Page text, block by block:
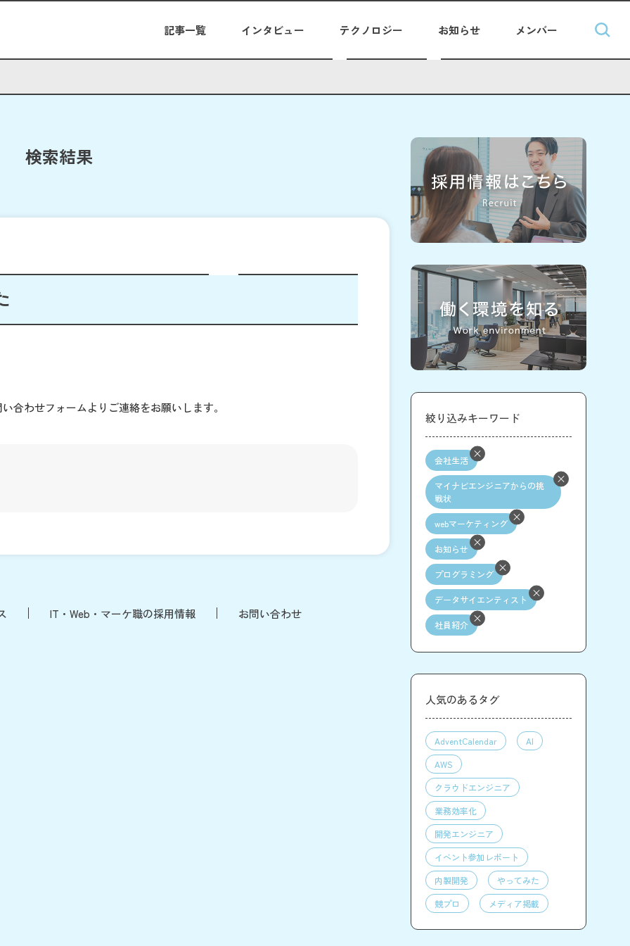
記事一覧 インタビュー テクノロジー お知らせ メンバー
検索結果
合わせフォームよりご連絡をお願いします。
IT・Web・マーケ職の採用情報 お問い合わせ
絞り込みキーワード
会社生活
マイナビエンジニアからの挑
戦状
webマーケティング
お知らせ
プログラミング
データサイエンティスト
社員紹介
人気のあるタグ
AdventCalendar
AI
AWS
クラウドエンジニア
業務効率化
開発エンジニア
イベント参加レポート
内製開発
やってみた
競プロ
メディア掲載